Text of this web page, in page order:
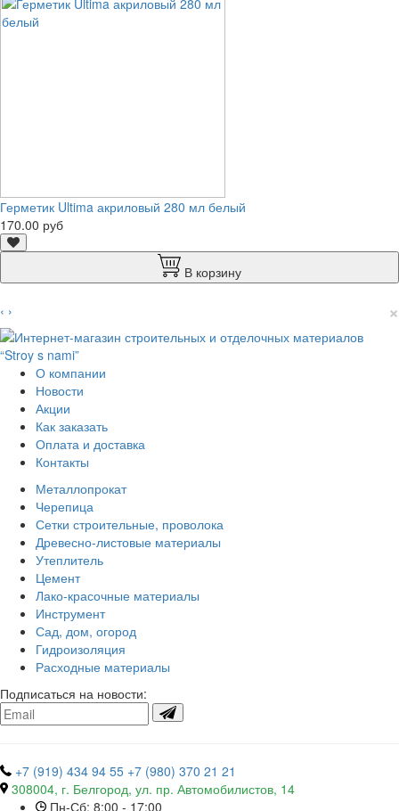
Герметик Ultima акриловый 280 мл белый
170.00 руб
В корзину
‹ › ×
О компании
Новости
Акции
Как заказать
Оплата и доставка
Контакты
Металлопрокат
Черепица
Сетки строительные, проволока
Древесно-листовые материалы
Утеплитель
Цемент
Лако-красочные материалы
Инструмент
Сад, дом, огород
Гидроизоляция
Расходные материалы
Подписаться на новости:
+7 (919) 434 94 55 +7 (980) 370 21 21
308004, г. Белгород, ул. пр. Автомобилистов, 14
Пн-Сб: 8:00 - 17:00